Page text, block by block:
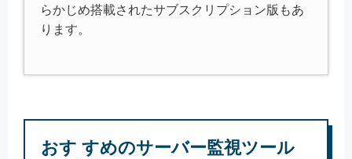
らかじめ搭載されたサブスクリプション版もあ
ります。
おす すめのサーバー監視ツール